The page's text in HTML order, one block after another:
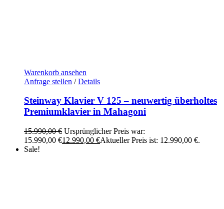
Warenkorb ansehen
Anfrage stellen / Details
Steinway Klavier V 125 – neuwertig überholtes
Premiumklavier in Mahagoni
15.990,00€ Ursprünglicher Preis war:
15.990,00 €12.990,00 €Aktueller Preis ist: 12.990,00 €.
Sale!